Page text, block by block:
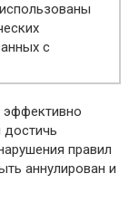
с
достичь
правил
аннулирован и